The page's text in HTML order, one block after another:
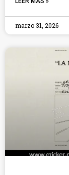
marzo 31, 2026